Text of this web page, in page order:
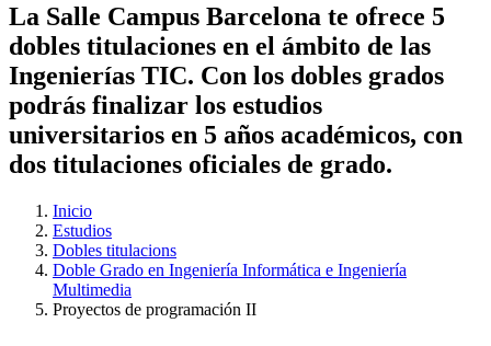
La Salle Campus Barcelona te ofrece 5
dobles titulaciones en el ámbito de las
Ingenierías TIC. Con los dobles grados
podrás finalizar los estudios
universitarios en 5 años académicos, con
dos titulaciones oficiales de grado.
Inicio
Estudios
Dobles titulacions
Doble Grado en Ingeniería Informática e Ingeniería
Multimedia
Proyectos de programación II